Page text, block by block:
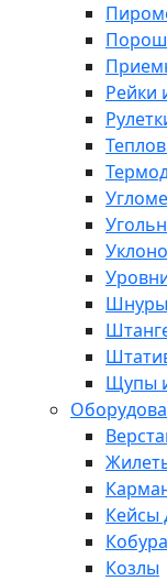
Рейки
Щупы
Кейсы
Козлы